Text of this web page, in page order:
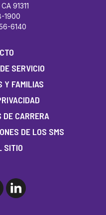
91311
1900
6140
SERVICIO
Y FAMILIAS
DE CARRERA
DE LOS SMS
SITIO